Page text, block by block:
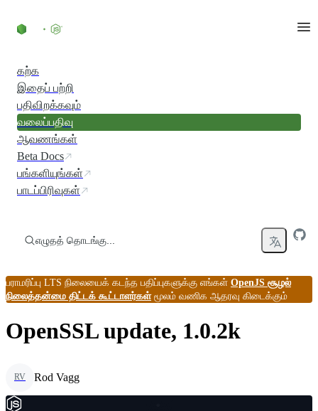
கற்க
இதைப் பற்றி
பதிவிறக்கவும்
வலைப்பதிவு
ஆவணங்கள்
Beta Docs
பங்களியுங்கள்
பாடப்பிரிவுகள்
எழுதத் தொடங்கு...
பராமரிப்பு LTS நிலையைக் கடந்த பதிப்புகளுக்கு எங்கள் OpenJS சூழல்
நிலைத்தன்மை திட்டக் கூட்டாளர்கள்மூலம் வணிக ஆதரவு கிடைக்கும்
OpenSSL update, 1.0.2k
RV Rod Vagg